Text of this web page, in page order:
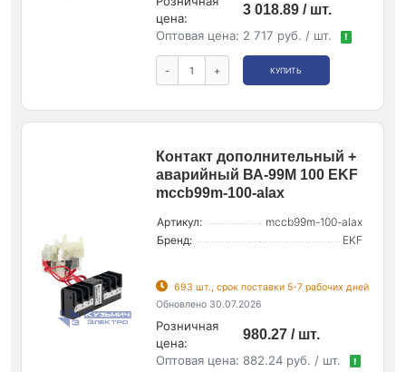
цена:
3 018.89 / шт.
Оптовая цена: 2 717 руб. / шт. !
- + КУПИТЬ
Контакт дополнительный +
аварийный ВА-99М 100 EKF
mccb99m-100-alax
Артикул:
mccb99m-100-alax
Бренд:
EKF
693 шт., срок поставки 5-7 рабочих дней
Обновлено 30.07.2026
Розничная
цена:
980.27 / шт.
Оптовая цена: 882.24 руб. / шт. !